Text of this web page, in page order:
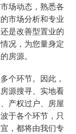
场动态，熟悉各
市场分析和专业
是改善型置业的
况，为您量身定
房源。
个环节。因此，
源搜寻、实地看
产权过户、房屋
于各个环节，只
，都将由我们专